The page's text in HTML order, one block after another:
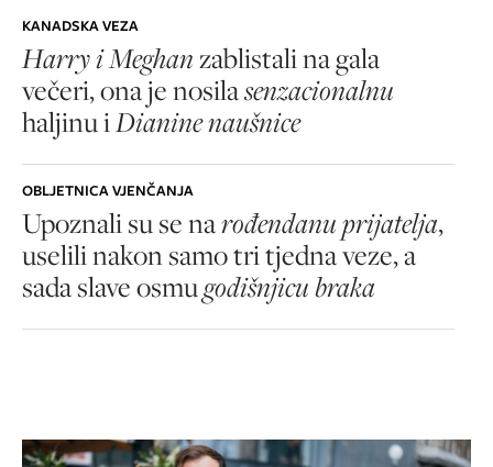
KANADSKA VEZA
Harry i Meghan zablistali na gala
večeri, ona je nosilasenzacionalnu
haljinu i Dianine naušnice
OBLJETNICA VJENČANJA
Upoznali su se narođendanu prijatelja,
uselili nakon samo tri tjedna veze, a
sada slave osmugodišnjicu braka